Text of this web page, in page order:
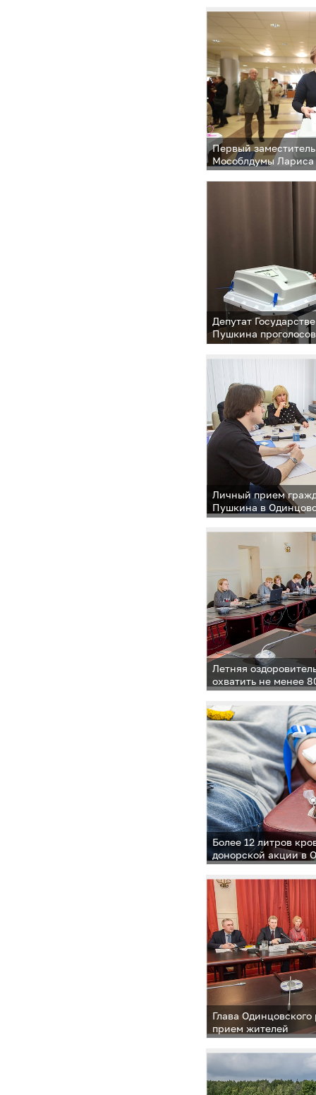
Первый
Мособлдумы Лариса
проголосовала в
Депутат
Пушкина
Личный прием
Пушкина в
Летняя
охватить не менее
Одинцовского
Более 12 литров
донорской акции в
Глава
прием жителей